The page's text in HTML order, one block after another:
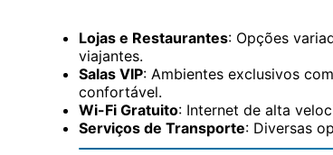
Lojas e Restaurantes: Opções
viajantes.
Salas VIP: Ambientes exclusivos
confortável.
Wi-Fi Gratuito: Internet de alta
Serviços de Transporte: Diversas